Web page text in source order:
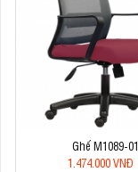
Ghế M1089-01
1.474.000 VNĐ